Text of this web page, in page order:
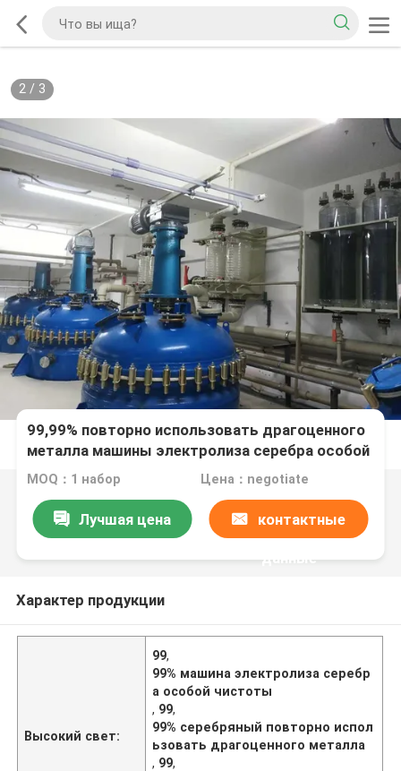
2/ 3
99,99% повторно использовать драгоценного
металла машины электролиза серебра особой
чистоты
MOQ：1 набор Цена：negotiate
Лучшая цена контактные
данные
Характер продукции
Высокий свет:
99,
99% машина электролиза серебр
а особой чистоты
, 99,
99% серебряный повторно испол
ьзовать драгоценного металла
, 99,